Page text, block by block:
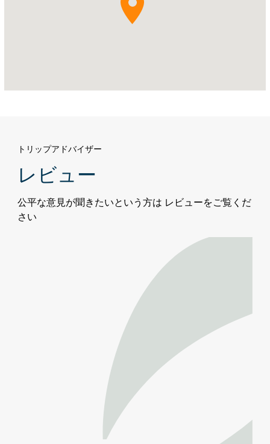
ブ
トリップアドバイザー
レビュー
公平な意見が聞きたいという方は レビューをご覧くだ
さい